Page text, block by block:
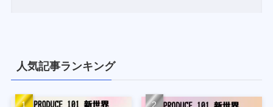
人気記事ランキング